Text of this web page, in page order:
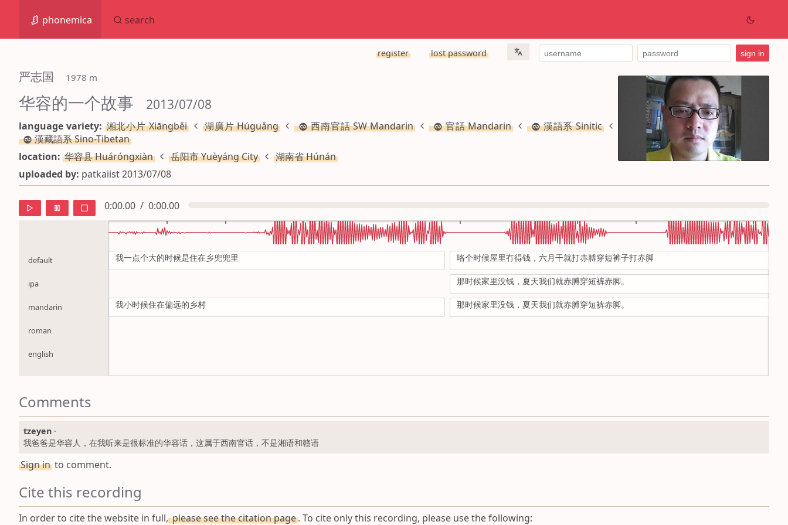
phonemica search
register lost password
严志国 1978 m
华容的一个故事 2013/07/08
language variety: 湘北小片 Xiāngběi 湖廣片 Húguǎng 西南官話 SW Mandarin 官話 Mandarin
漢語系 Sinitic
漢藏語系 Sino-Tibetan
location: 华容县 Huáróngxiàn 岳阳市 Yuèyáng City
湖南省 Húnán
uploaded by: patkaiist 2013/07/08
0:00.00 / 0:00.00
default
ipa
mandarin
roman
english
我一点个大的时候是住在乡兜兜里 咯个时候屋里冇得钱，六月干就打赤膊穿短裤子打赤脚
那时候家里没钱，夏天我们就赤膊穿短裤赤脚。
我小时候住在偏远的乡村 那时候家里没钱，夏天我们就赤膊穿短裤赤脚。
Comments
tzeyen ·
我爸爸是华容人，在我听来是很标准的华容话，这属于西南官话，不是湘语和赣语
Sign in to comment.
Cite this recording
In order to cite the website in full,please see the citation page. To cite only this recording, please use the following: